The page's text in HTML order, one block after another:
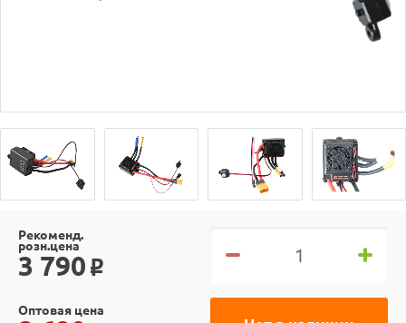
Рекоменд.
розн.цена
3 790 o
Оптовая цена